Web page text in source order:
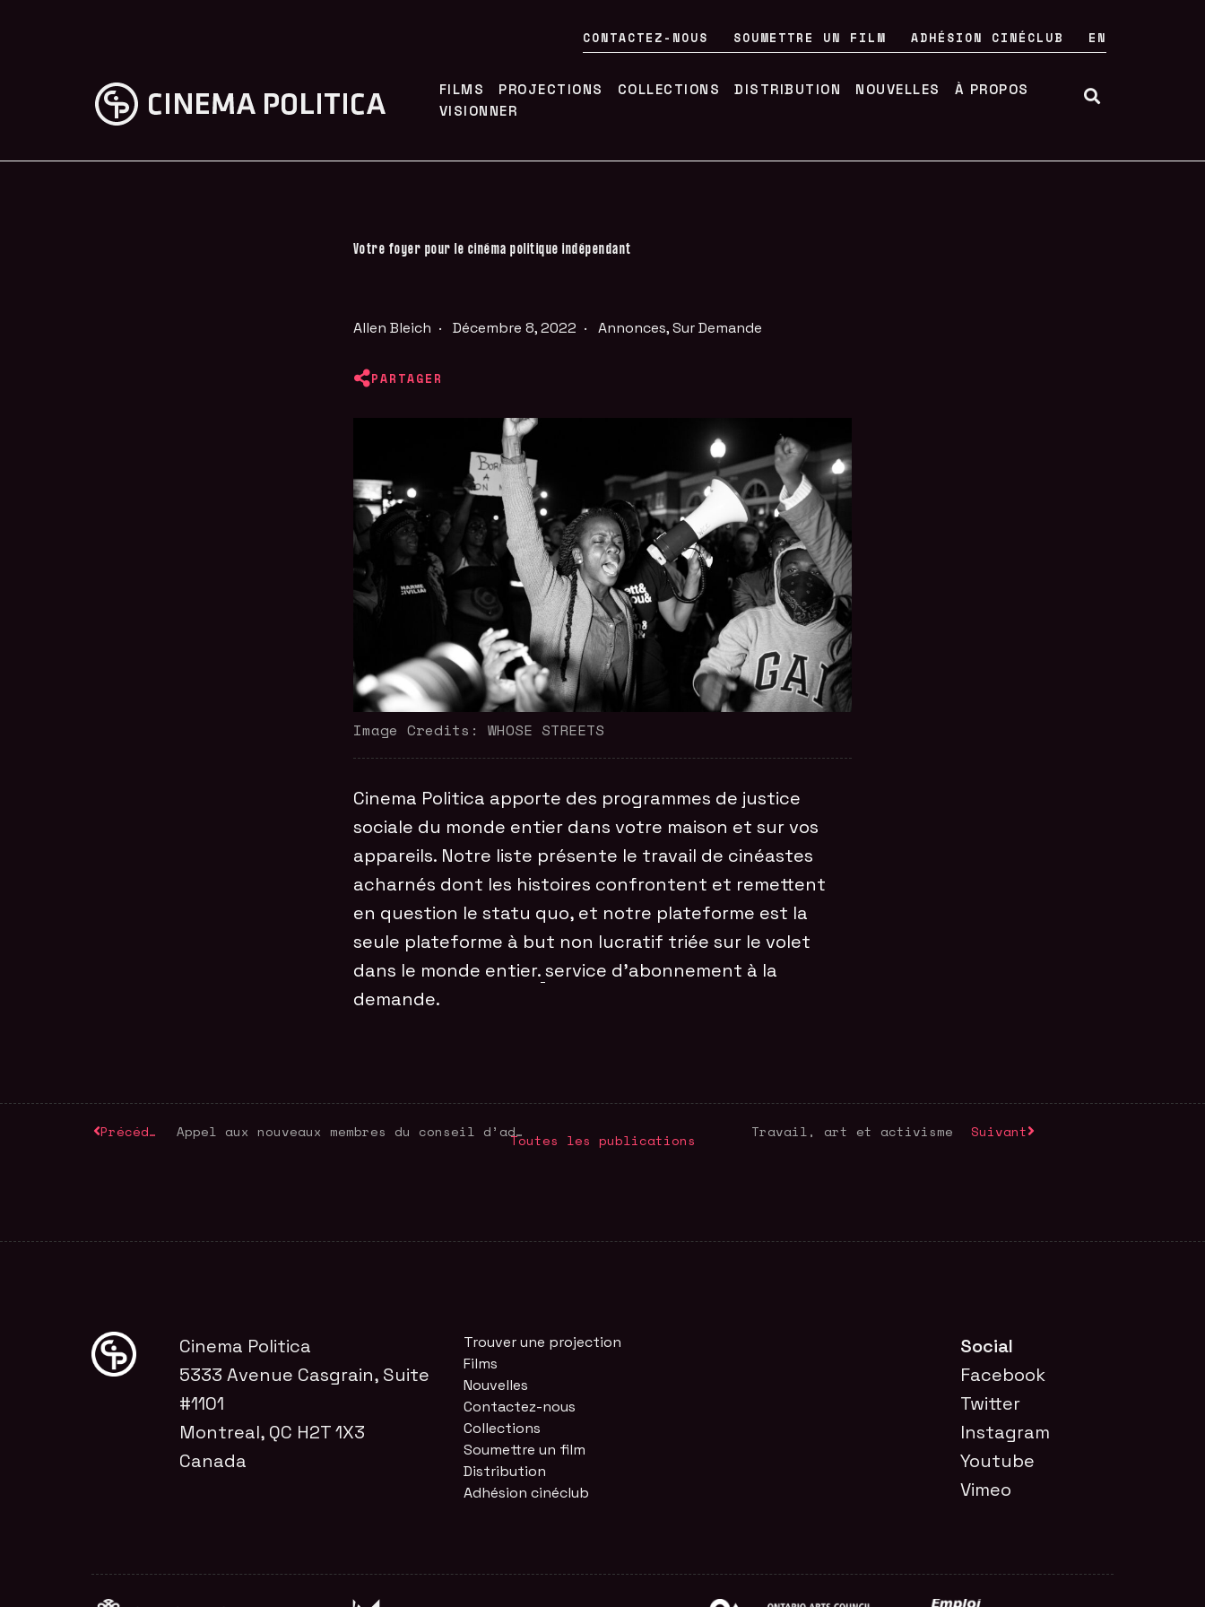
CONTACTEZ-NOUS SOUMETTRE UN FILM ADHÉSION CINÉCLUB EN
FILMS PROJECTIONS COLLECTIONS DISTRIBUTION NOUVELLES
À PROPOS
VISIONNER
Votre foyer pour le cinéma politique indépendant
Allen Bleich · Décembre 8, 2022 · Annonces,Sur Demande
PARTAGER
Image Credits: WHOSE STREETS
Cinema Politica apporte des programmes de justice
sociale du monde entier dans votre maison et sur vos
appareils. Notre liste présente le travail de cinéastes
acharnés dont les histoires confrontent et remettent
en question le statu quo, et notre plateforme est la
seule plateforme à but non lucratif triée sur le volet
dans le monde entier. service d’abonnement à la
demande.
Précédent Appel aux nouveaux membres du conseil d’administration Suivant
Travail, art et activisme
Toutes les publications
Cinema Politica
5333 Avenue Casgrain, Suite
#1101
Montreal, QC H2T 1X3
Canada
Trouver une projection
Films
Nouvelles
Contactez-nous
Collections
Soumettre un film
Distribution
Adhésion cinéclub
Social
Facebook
Twitter
Instagram
Youtube
Vimeo